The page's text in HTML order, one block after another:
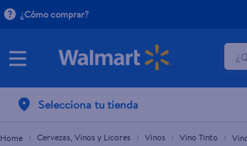
¿Cómo comprar?
Selecciona tu tienda
Cervezas, Vinos y Licores Vinos Vino Tinto
Vino Maipo Varietal Cabernet
L.239.10